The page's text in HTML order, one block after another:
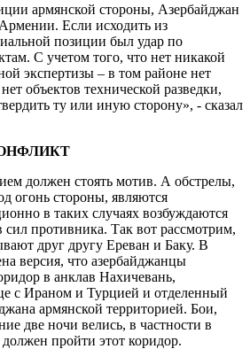
армянской стороны, Азербайджан
Если исходить из
позиции был удар по
С учетом того, что нет никакой
экспертизы – в том районе нет
объектов технической разведки,
ту или иную сторону», - сказал
должен стоять мотив. А обстрелы,
огонь стороны, являются
в таких случаях возбуждаются
сил противника. Так вот рассмотрим,
друг другу Ереван и Баку. В
версия, что азербайджанцы
в анклав Нахичевань,
с Ираном и Турцией и отделенный
армянской территорией. Бои,
две ночи велись, в частности в
пройти этот коридор.